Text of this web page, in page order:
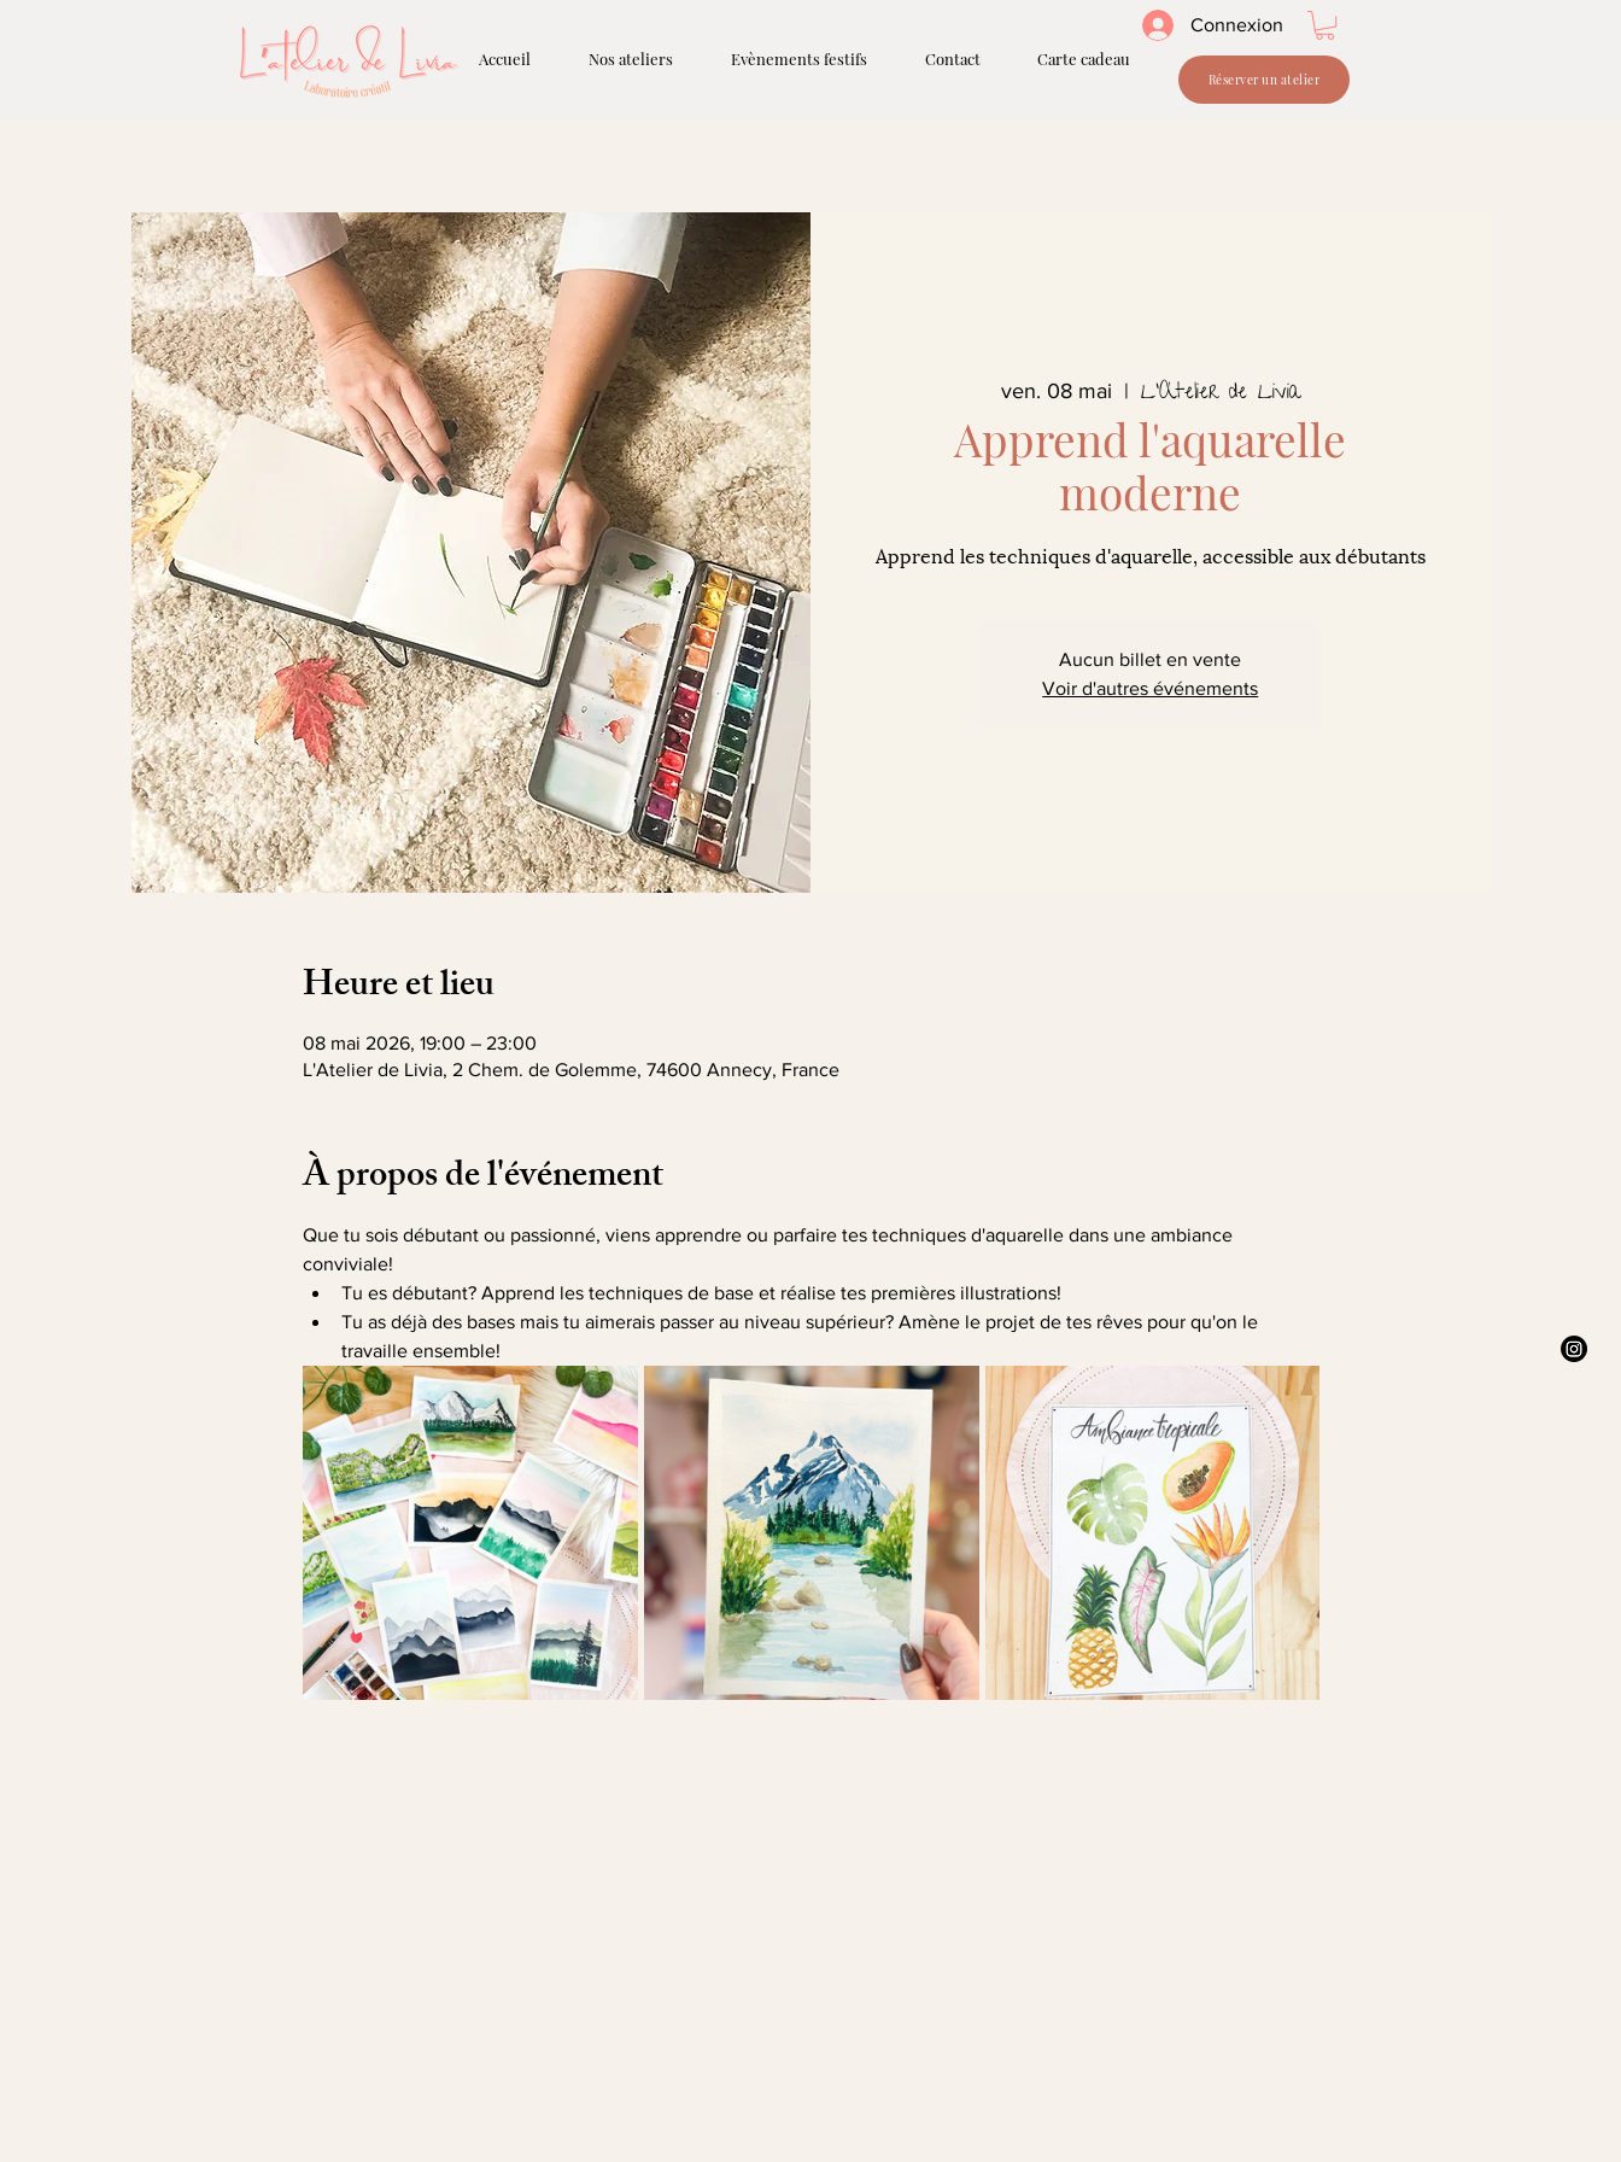
Connexion
Accueil
Nos ateliers Evènements festifs Contact Carte cadeau
Réserver un atelier
ven. 08 mai
  |
L'Atelier de Livia
Apprend l'aquarelle
moderne
Apprend les techniques d'aquarelle, accessible aux débutants
Aucun billet en vente
Voir d'autres événements
Heure et lieu
08 mai 2026, 19:00 – 23:00
L'Atelier de Livia, 2 Chem. de Golemme, 74600 Annecy, France
À propos de l'événement
Que tu sois débutant ou passionné, viens apprendre ou parfaire tes techniques d'aquarelle dans une ambiance
conviviale!
Tu es débutant? Apprend les techniques de base et réalise tes premières illustrations!
Tu as déjà des bases mais tu aimerais passer au niveau supérieur? Amène le projet de tes rêves pour qu'on le
travaille ensemble!